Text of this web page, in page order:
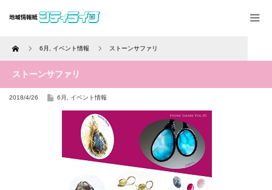
Home 6月 イベント情報 ストーンサファリ
ストーンサファリ
2018/4/26 6月 イベント情報